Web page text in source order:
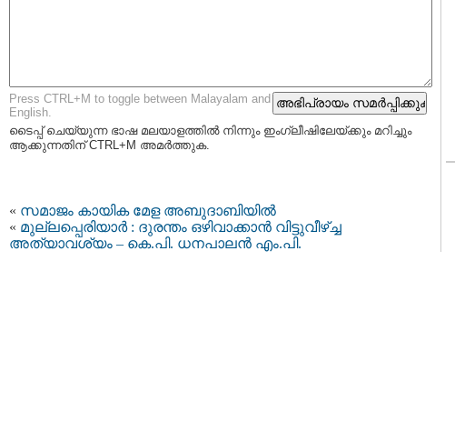
Press CTRL+M to toggle between Malayalam and
English.
ടൈപ്പ്‌ ചെയ്യുന്ന ഭാഷ മലയാളത്തില്‍ നിന്നും ഇംഗ്ലീഷിലേയ്ക്കും മറിച്ചും
ആക്കുന്നതിന് CTRL+M അമര്‍ത്തുക.
« സമാജം കായിക മേള അബുദാബിയില്‍
« മുല്ലപ്പെരിയാര്‍ : ദുരന്തം ഒഴിവാക്കാന്‍ വിട്ടുവീഴ്‌ച്ച
അത്യാവശ്യം – കെ.പി. ധനപാലന്‍ എം.പി.